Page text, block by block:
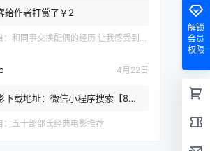
给作者打赏了￥2
和同事交换配偶的经历 让我感受到了从未有过的快乐
4月22日
下载地址：微信小程序搜索【8号
下方二维码微...
五十部邵氏经典电影推荐
解锁
会员
权限